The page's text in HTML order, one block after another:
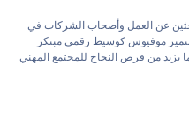
عن العمل وأصحاب الشركات في
تتميز موفيوس كوسيط رقمي مبتكر
يزيد من فرص النجاح للمجتمع المهني